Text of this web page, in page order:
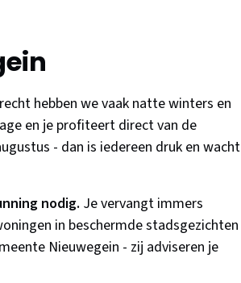
hebben we vaak natte winters en
en je profiteert direct van de
- dan is iedereen druk en wacht
nodig. Je vervangt immers
in beschermde stadsgezichten
Nieuwegein - zij adviseren je